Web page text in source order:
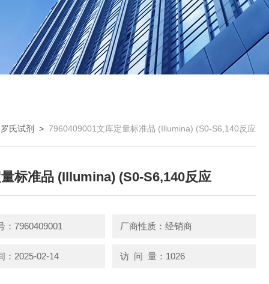
罗氏试剂 > 7960409001文库定量标准品 (Illumina) (S0-S6,140反应
标准品 (Illumina) (S0-S6,140反应
：7960409001 厂商性质：经销商
：2025-02-14 访 问 量：1026